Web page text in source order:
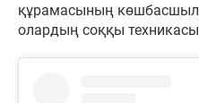
құрамасының
олардың соққы